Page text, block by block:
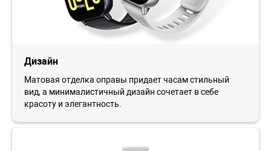
Дизайн
Матовая отделка оправы придает часам стильный
вид, а минималистичный дизайн сочетает в себе
красоту и элегантность.